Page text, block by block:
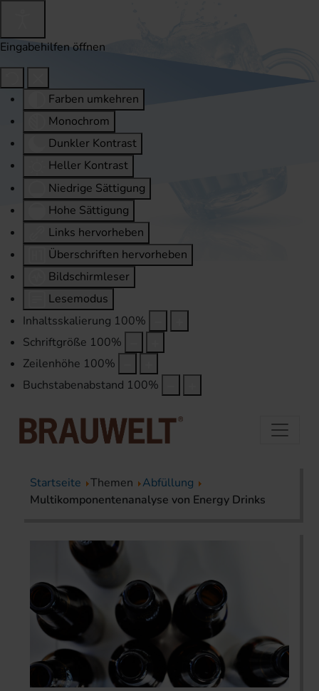
Eingabehilfen öffnen
Farben umkehren
Monochrom
Dunkler Kontrast
Heller Kontrast
Niedrige Sättigung
Hohe Sättigung
Links hervorheben
Überschriften hervorheben
Bildschirmleser
Lesemodus
Inhaltsskalierung 100%
Schriftgröße 100%
Zeilenhöhe 100%
Buchstabenabstand 100%
Startseite Themen
Abfüllung
Multikomponentenanalyse von Energy Drinks